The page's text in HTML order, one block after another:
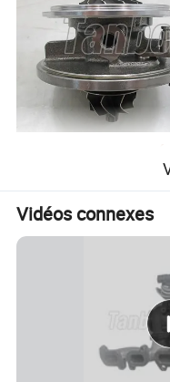
Tanboress Technology
professionnel de
d'expéRience
soupape EGR,
éLectrique, pièCes
indicateur de position,
turbocompresseur,
Vidéos connexes